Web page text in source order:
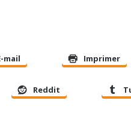
mail Imprimer
Reddit